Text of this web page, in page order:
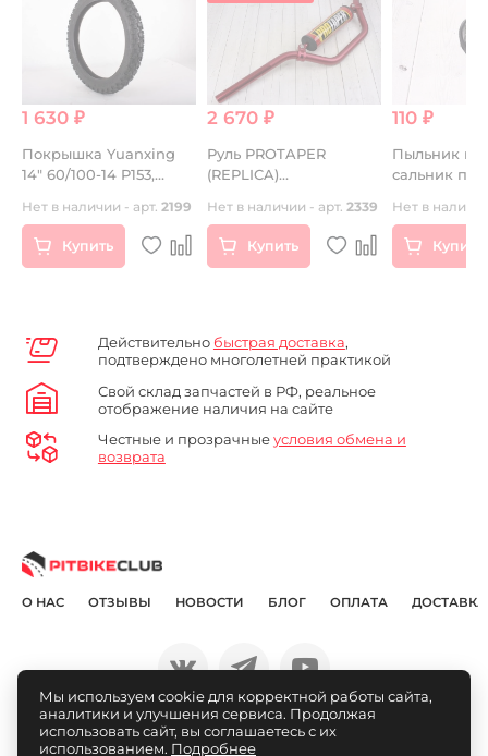
1 630 ₽
Покрышка Yuanxing
14" 60/100-14 P153,
Нет в наличии - арт. 2199
Купить
2 670 ₽
Руль PROTAPER
(REPLICA)
средний красный
Нет в наличии - арт. 2339
Купить
110 ₽
Пыльник
сальник
Нет в
Купить
Действительно быстрая доставка,
подтверждено многолетней практикой
Свой склад запчастей в РФ, реальное
отображение наличия на сайте
Честные и прозрачныеусловия обмена и
возврата
О НАС ОТЗЫВЫ НОВОСТИ БЛОГ ОПЛАТА ДОСТАВКА
© Pitbikeclub.ru 2012-2026
Мы используем cookie для корректной работы сайта,
аналитики и улучшения сервиса. Продолжая
использовать сайт, вы соглашаетесь с их
использованием. Подробнее